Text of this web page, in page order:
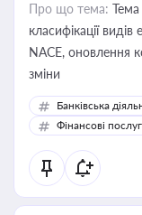
Про що тема: Тема
класифікації
NACE, оновлення
зміни
Банківська
Фінансові